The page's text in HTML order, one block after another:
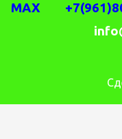
MAX